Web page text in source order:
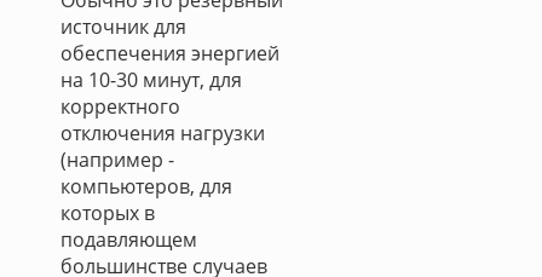
источник для
обеспечения энергией
на 10-30 минут, для
корректного
отключения нагрузки
(например -
компьютеров, для
которых в
подавляющем
большинстве случаев